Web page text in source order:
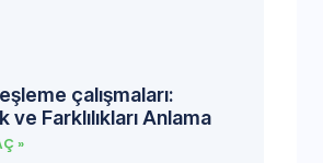
çalışmaları:
ve Farklılıkları Anlama
»